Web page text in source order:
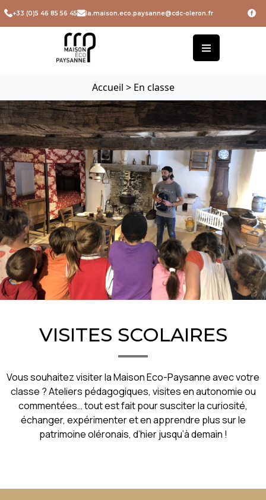
+33 (0)5 46 85 56 45 la.maison.eco.paysanne@cdc-oleron.fr
Accueil > En classe
VISITES SCOLAIRES
Vous souhaitez visiter la Maison Eco-Paysanne avec votre
classe ? Ateliers pédagogiques, visites en autonomie ou
commentées… tout est fait pour susciter la curiosité,
échanger, expérimenter et en apprendre plus sur le
patrimoine oléronais, d’hier jusqu’à demain !